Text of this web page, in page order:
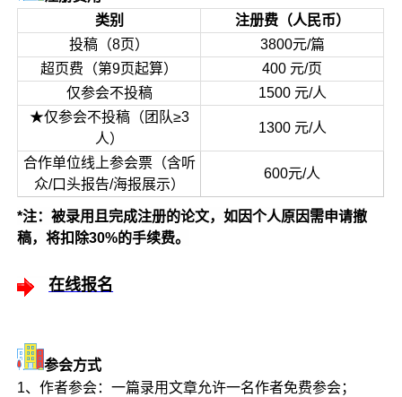
类别
注册费（人民币）
投稿（8页）
3800元/篇
超页费（第9页起算）
400 元/页
仅参会不投稿
1500 元/人
★仅参会不投稿（团队≥3
人）
1300 元/人
合作单位线上参会票（含听
众/口头报告/海报展示）
600元/人
*注：被录用且完成注册的论文，如因个人原因需申请撤
稿，将扣除30%的手续费。
在线报名
参会方式
1、作者参会：一篇录用文章允许一名作者免费参会；